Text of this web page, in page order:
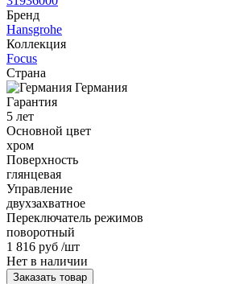
Бренд
Hansgrohe
Коллекция
Focus
Страна
Германия
Гарантия
5 лет
Основной цвет
хром
Поверхность
глянцевая
Управление
двухзахватное
Переключатель режимов
поворотный
1 816 руб /шт
Нет в наличии
Заказать товар